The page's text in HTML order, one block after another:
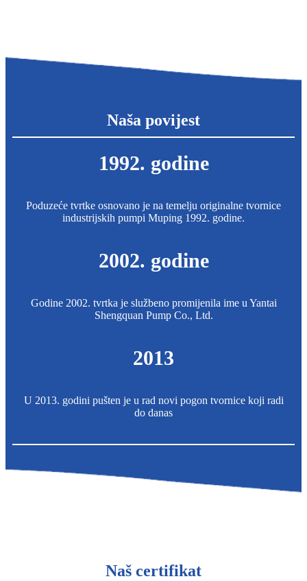
Naša povijest
1992. godine
Poduzeće tvrtke osnovano je na temelju originalne tvornice
industrijskih pumpi Muping 1992. godine.
2002. godine
Godine 2002. tvrtka je službeno promijenila ime u Yantai
Shengquan Pump Co., Ltd.
2013
U 2013. godini pušten je u rad novi pogon tvornice koji radi
do danas
Naš certifikat